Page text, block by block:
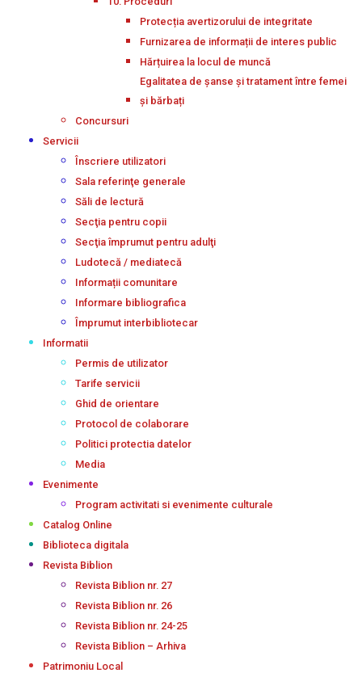
Protecția avertizorului de integritate
Furnizarea de informații de interes public
Hărțuirea la locul de muncă
Egalitatea de șanse și tratament între femei
și bărbați
Concursuri
Servicii
Înscriere utilizatori
Sala referinţe generale
Săli de lectură
Secţia pentru copii
Secţia împrumut pentru adulţi
Ludotecă / mediatecă
Informații comunitare
Informare bibliografica
Împrumut interbibliotecar
Informatii
Permis de utilizator
Tarife servicii
Ghid de orientare
Protocol de colaborare
Politici protectia datelor
Media
Evenimente
Program activitati si evenimente culturale
Catalog Online
Biblioteca digitala
Revista Biblion
Revista Biblion nr. 27
Revista Biblion nr. 26
Revista Biblion nr. 24-25
Revista Biblion – Arhiva
Patrimoniu Local